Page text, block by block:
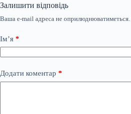
Залишити відповідь
Ваша e-mail адреса не оприлюднюватиметься.
Ім’я *
Додати коментар *